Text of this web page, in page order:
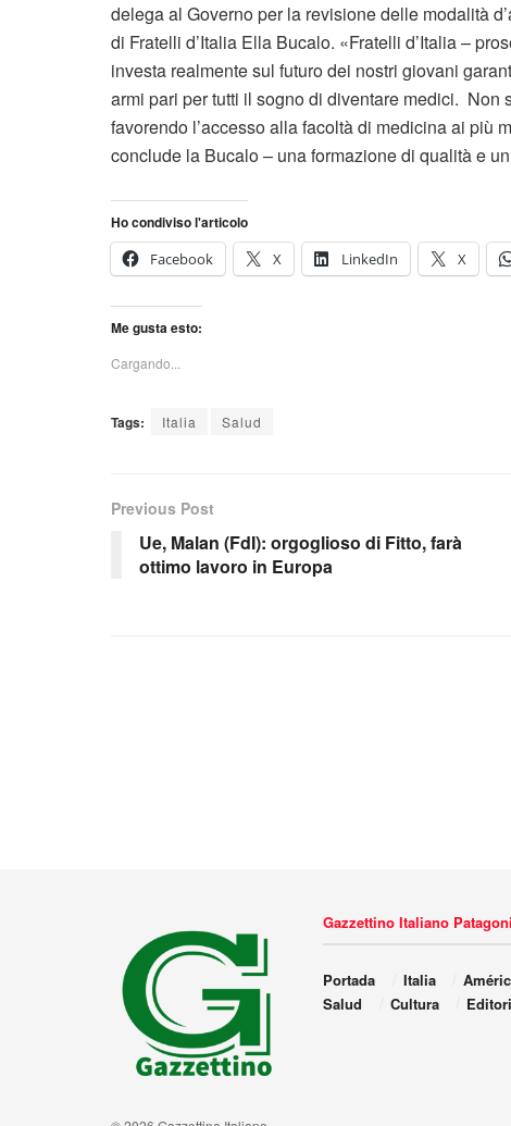
delega al Governo per la revisione delle modalità
di Fratelli d’Italia Ella Bucalo. «Fratelli d’Italia –
investa realmente sul futuro dei nostri giovani
armi pari per tutti il sogno di diventare medici.
favorendo l’accesso alla facoltà di medicina ai più
conclude la Bucalo – una formazione di qualità e
Ho condiviso l'articolo
Facebook
X LinkedIn X
Me gusta esto:
Cargando...
Tags: Italia Salud
Previous Post
Ue, Malan (FdI): orgoglioso di Fitto, farà
ottimo lavoro in Europa
Gazzettino Italiano
Portada Italia
Salud
Cultura